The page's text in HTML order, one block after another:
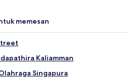
memesan
Kaliamman
Singapura